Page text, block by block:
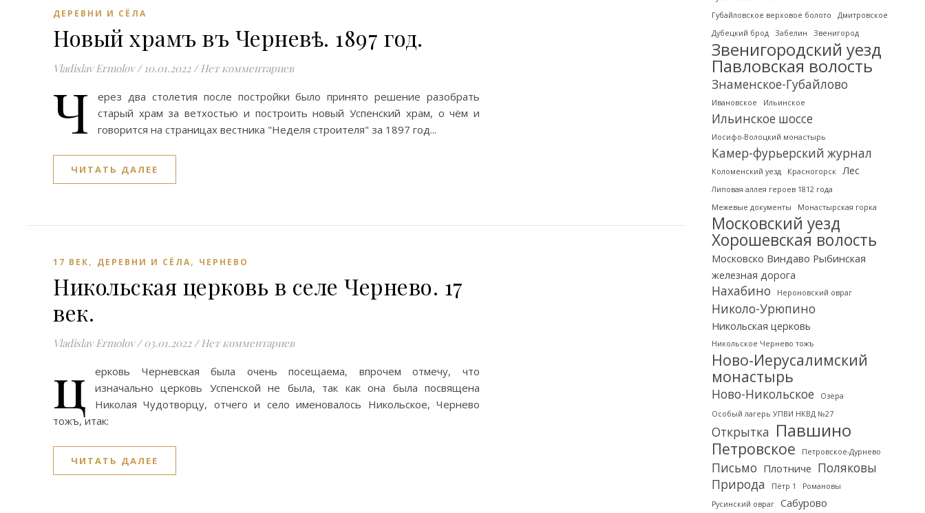
ДЕРЕВНИ И СЁЛА
Новый храмъ въ Черневѣ. 1897 год.
Vladislav Ermolov / 10.01.2022 / Нет комментариев
Ч
ерез два столетия после постройки было принято решение разобрать
старый храм за ветхостью и построить новый Успенский храм, о чём и
говорится на страницах вестника "Неделя строителя" за 1897 год...
ЧИТАТЬ ДАЛЕЕ
17 ВЕК, ДЕРЕВНИ И СЁЛА, ЧЕРНЕВО
Никольская церковь в селе Чернево. 17
век.
Vladislav Ermolov / 03.01.2022 / Нет комментариев
ц
ерковь Черневская была очень посещаема, впрочем отмечу, что
изначально церковь Успенской не была, так как она была посвящена
Николая Чудотворцу, отчего и село именовалось Никольское, Чернево
тожъ, итак:
ЧИТАТЬ ДАЛЕЕ
Губайловское верховое болото
Дмитровское
Дубецкий брод
Забелин Звенигород
Звенигородский уезд
Павловская волость
Знаменское-Губайлово
Ивановское Ильинское
Ильинское шоссе
Иосифо-Волоцкий монастырь
Камер-фурьерский журнал
Коломенский уезд Красногорск Лес
Липовая аллея героев 1812 года
Межевые документы
Монастырская горка
Московский уезд
Хорошевская волость
Московско Виндаво Рыбинская
железная дорога
Нахабино Нероновский овраг
Николо-Урюпино
Никольская церковь
Никольское Чернево тожъ
Ново-Иерусалимский
монастырь
Ново-Никольское
Озёра
Особый лагерь УПВИ НКВД №27
Открытка Павшино
Петровское Петровское-Дурнево
Письмо Плотниче Поляковы
Природа
Пётр 1
Романовы
Русинский овраг
Сабурово